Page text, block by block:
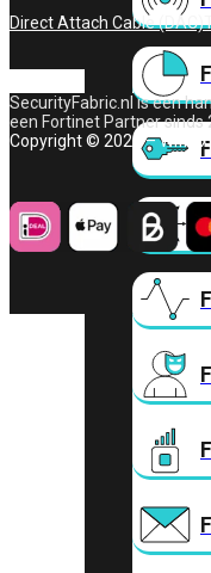
Direct Attach Cable (DAC)
SecurityFabric.nl is een
een Fortinet Partner sinds
Copyright © 2026 – Wifi